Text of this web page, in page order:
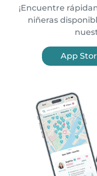
¡Encuentre
niñeras
App